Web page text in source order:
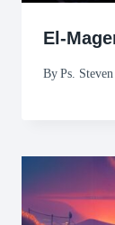
El-
By Ps.